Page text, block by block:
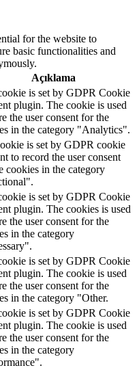
for the website to
basic functionalities and
Açıklama
is set by GDPR Cookie
plugin. The cookie is used
the user consent for the
in the category "Analytics".
is set by GDPR cookie
to record the user consent
cookies in the category
is set by GDPR Cookie
plugin. The cookies is used
the user consent for the
in the category
is set by GDPR Cookie
plugin. The cookie is used
the user consent for the
in the category "Other.
is set by GDPR Cookie
plugin. The cookie is used
the user consent for the
in the category